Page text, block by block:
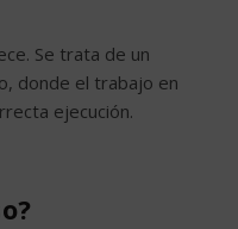
Se trata de un
donde el trabajo en
ejecución.